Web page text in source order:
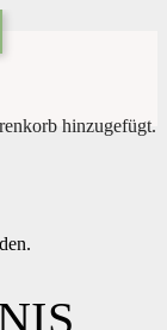
hinzugefügt.